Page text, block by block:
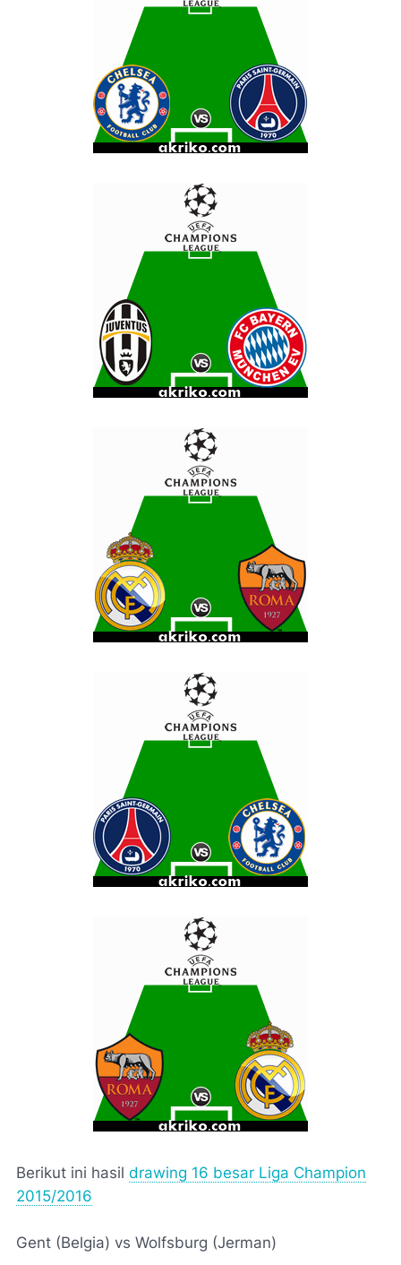
Berikut ini hasil drawing 16 besar Liga Champion
2015/2016
Gent (Belgia) vs Wolfsburg (Jerman)